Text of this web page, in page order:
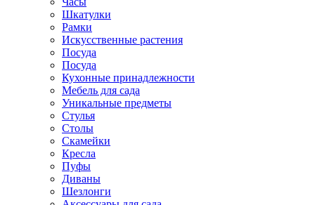
Шкатулки
Рамки
Искусственные растения
Посуда
Посуда
Кухонные принадлежности
Мебель для сада
Уникальные предметы
Стулья
Столы
Скамейки
Кресла
Пуфы
Диваны
Шезлонги